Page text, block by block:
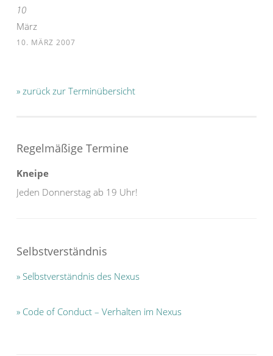
10
März
10. MÄRZ 2007
» zurück zur Terminübersicht
Regelmäßige Termine
Kneipe
Jeden Donnerstag ab 19 Uhr!
Selbstverständnis
» Selbstverständnis des Nexus
» Code of Conduct – Verhalten im Nexus